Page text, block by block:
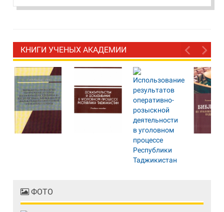
КНИГИ УЧЕНЫХ АКАДЕМИИ
ФОТО